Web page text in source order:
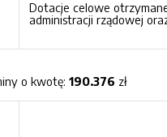
Dotacje celowe
administracji rządowej
o kwotę:190.376 zł